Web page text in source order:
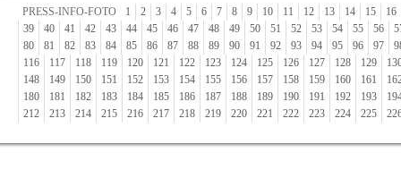
PRESS-INFO-FOTO 1 2 3 4 5 6 7 8 9 10 11 12 13 14 15
16
39
40 41 42 43 44 45 46 47 48 49 50 51 52 53 54 55 56
80
81 82 83 84 85 86 87 88 89 90 91 92 93 94 95 96 97
116
117 118 119 120 121 122 123 124 125 126 127 128 129
148
149 150 151 152 153 154 155 156 157 158 159 160 161
180
181 182 183 184 185 186 187 188 189 190 191 192 193
212
213 214 215 216 217 218 219 220 221 222 223 224 225